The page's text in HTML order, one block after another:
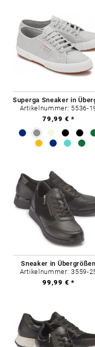
Artikelnummer: 5536-
79,99 € *
Sneaker in Übergrößen
Artikelnummer: 3559-
99,99 € *